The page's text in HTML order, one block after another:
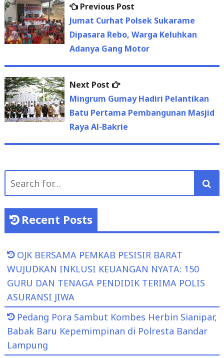
Post
navigation
Previous Post
post:
Jumat Curhat Polsek Sukarame
Dipasara Rebo, Warga Keluhkan
Adanya Gang Motor
Next Post
Next
post:
Mingrum Gumay Hadiri Pelantikan
Batu Pertama Pembangunan Masjid
Raya Al-Bakrie
Search
Recent Posts
OJK BERSAMA PEMKAB PESISIR BARAT
WUJUDKAN INKLUSI KEUANGAN NYATA: 150
GURU DAN TENAGA PENDIDIK TERIMA POLIS
ASURANSI JIWA
Pedang Pora Sambut Kombes Herbin Sianipar,
Babak Baru Kepemimpinan di Polresta Bandar
Lampung